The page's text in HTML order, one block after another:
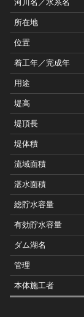
河川名／水系名
所在地
位置
着工年／完成年
用途
堤高
堤頂長
堤体積
流域面積
湛水面積
総貯水容量
有効貯水容量
ダム湖名
管理
本体施工者